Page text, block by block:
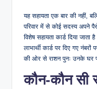
यह सहायता एक बार की नहीं,
परिवार में से कोई सदस्य अपने
विशेष सहायता कार्ड दिया
लाभार्थी कार्ड पर दिए गए
की ओर से राशन पुनः उनके घर
कौन-कौन सी